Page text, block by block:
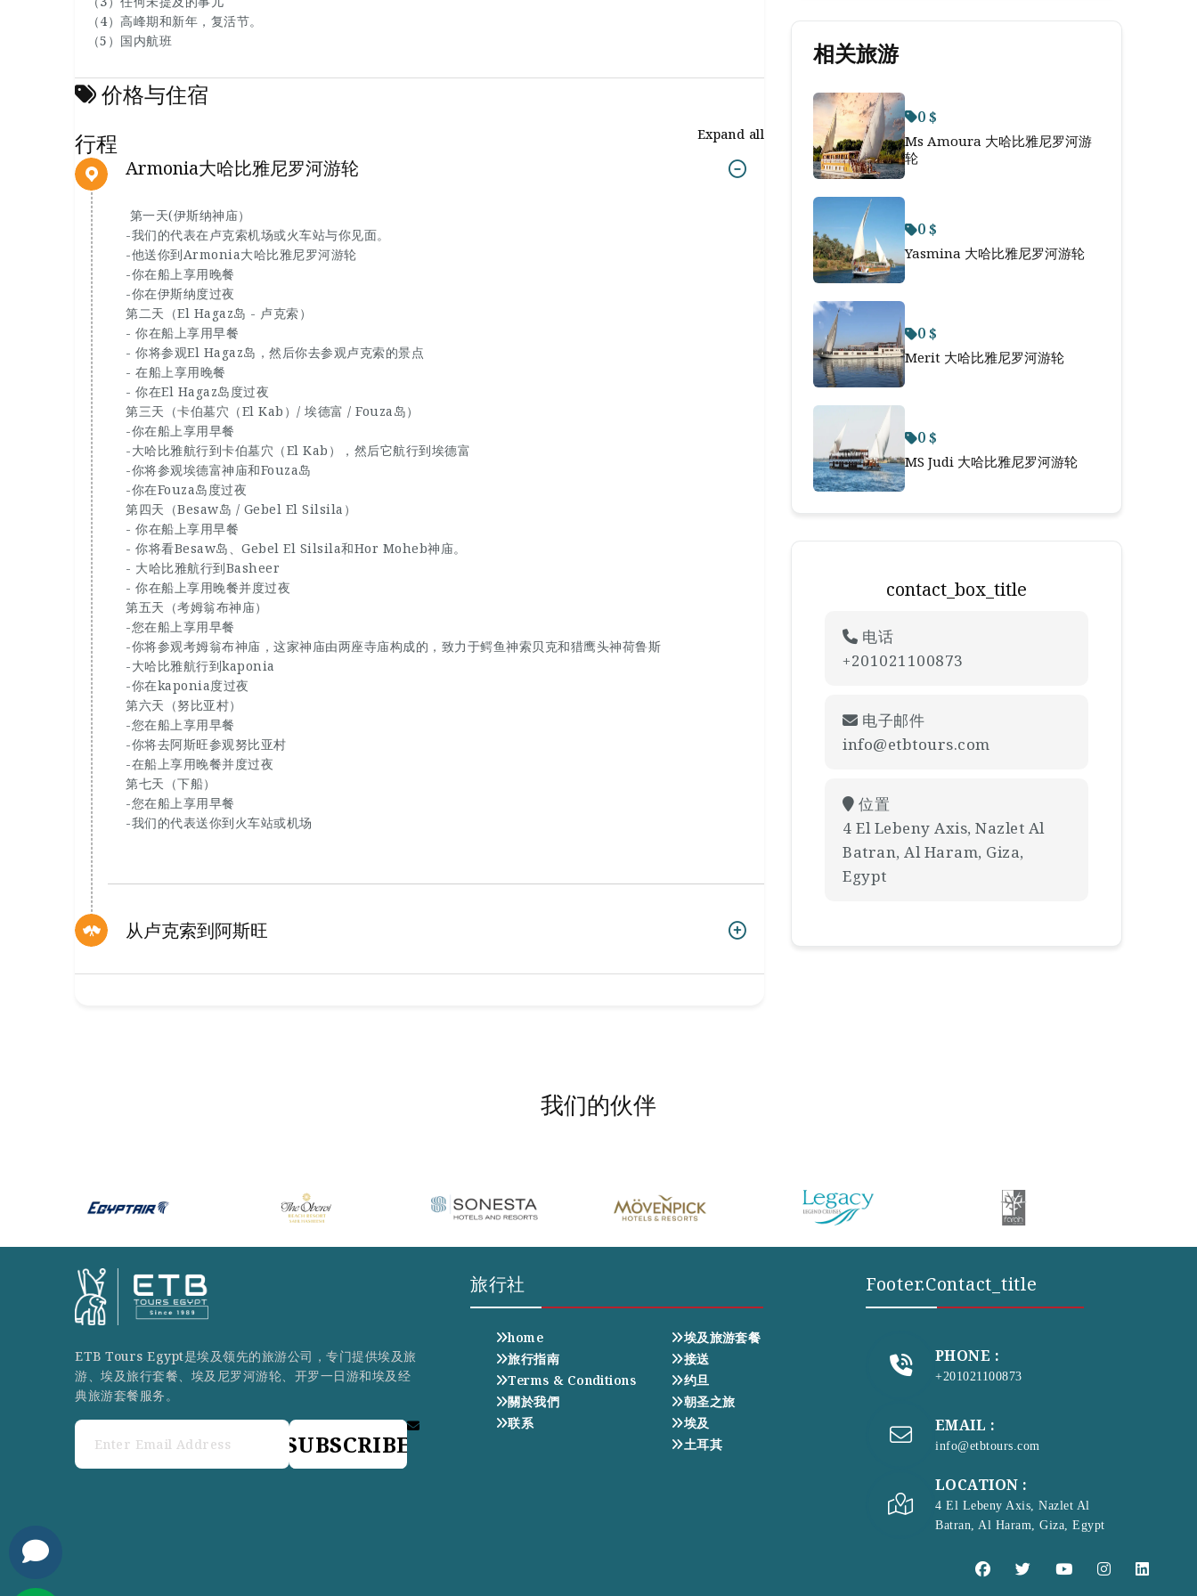
（4）高峰期和新年，复活节。
（5）国内航班
价格与住宿
行程
Expand all
Armonia大哈比雅尼罗河游轮
第一天(伊斯纳神庙）
-我们的代表在卢克索机场或火车站与你见面。
-他送你到Armonia大哈比雅尼罗河游轮
-你在船上享用晚餐
-你在伊斯纳度过夜
第二天（El Hagaz岛 - 卢克索）
- 你在船上享用早餐
- 你将参观El Hagaz岛，然后你去参观卢克索的景点
- 在船上享用晚餐
- 你在El Hagaz岛度过夜
第三天（卡伯墓穴（El Kab）/ 埃德富 / Fouza岛）
-你在船上享用早餐
-大哈比雅航行到卡伯墓穴（El Kab），然后它航行到埃德富
-你将参观埃德富神庙和Fouza岛
-你在Fouza岛度过夜
第四天（Besaw岛 / Gebel El Silsila）
- 你在船上享用早餐
- 你将看Besaw岛、Gebel El Silsila和Hor Moheb神庙。
- 大哈比雅航行到Basheer
- 你在船上享用晚餐并度过夜
第五天（考姆翁布神庙）
-您在船上享用早餐
-你将参观考姆翁布神庙，这家神庙由两座寺庙构成的，致力于鳄鱼神索贝克和猎鹰头神荷鲁斯
-大哈比雅航行到kaponia
-你在kaponia度过夜
第六天（努比亚村）
-您在船上享用早餐
-你将去阿斯旺参观努比亚村
-在船上享用晚餐并度过夜
第七天（下船）
-您在船上享用早餐
-我们的代表送你到火车站或机场
从卢克索到阿斯旺
相关旅游
0 $
Ms Amoura 大哈比雅尼罗河游
轮
0 $
Yasmina 大哈比雅尼罗河游轮
0 $
Merit 大哈比雅尼罗河游轮
0 $
MS Judi 大哈比雅尼罗河游轮
contact_box_title
电话
+201021100873
电子邮件
info@etbtours.com
位置
4 El Lebeny Axis, Nazlet Al
Batran, Al Haram, Giza,
Egypt
我们的伙伴
ETB Tours Egypt是埃及领先的旅游公司，专门提供埃及旅
游、埃及旅行套餐、埃及尼罗河游轮、开罗一日游和埃及经
典旅游套餐服务。
SUBSCRIBE
旅行社
home
旅行指南
Terms & Conditions
關於我們
联系
埃及旅游套餐
接送
约旦
朝圣之旅
埃及
土耳其
Footer.contact_title
PHONE :
+201021100873
EMAIL :
info@etbtours.com
LOCATION :
4 El Lebeny Axis, Nazlet Al
Batran, Al Haram, Giza, Egypt